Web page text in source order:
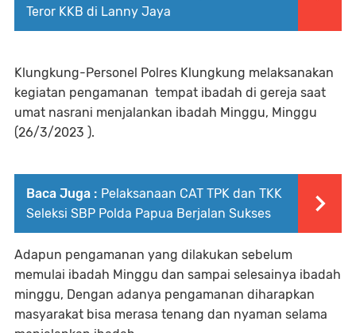
Teror KKB di Lanny Jaya
Klungkung-Personel Polres Klungkung melaksanakan
kegiatan pengamanan tempat ibadah di gereja saat
umat nasrani menjalankan ibadah Minggu, Minggu
(26/3/2023 ).
Baca Juga : Pelaksanaan CAT TPK dan TKK
Seleksi SBP Polda Papua Berjalan Sukses
Adapun pengamanan yang dilakukan sebelum
memulai ibadah Minggu dan sampai selesainya ibadah
minggu, Dengan adanya pengamanan diharapkan
masyarakat bisa merasa tenang dan nyaman selama